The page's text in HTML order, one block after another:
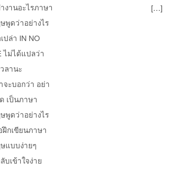
[…]
งานอะไรภาษา
พูดว่าอย่างไร
ปล่า IN NO
ไม่ได้แปลว่า
ลานะ
จะบอกว่า อย่า
เป็นภาษา
พูดว่าอย่างไร
กเขียนภาษา
แบบง่ายๆ
บเข้าใจง่าย